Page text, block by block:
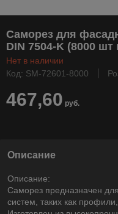
Саморез для
DIN 7504-K (8000 шт
Нет в наличии
Код: SM-72601-8000
467,60 руб.
Описание
Описание:
Саморез предназначен
систем, таких как